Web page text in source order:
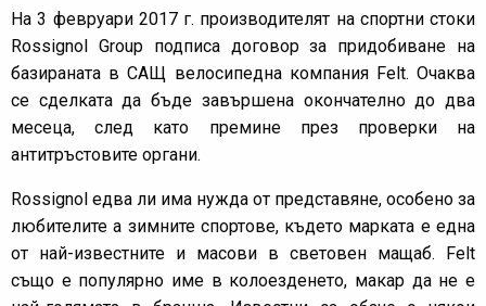
На 3 февруари 2017 г. производителят на спортни стоки
Rossignol Group подписа договор за придобиване на
базираната в САЩ велосипедна компания Felt. Очаква
се сделката да бъде завършена окончателно до два
месеца, след като премине през проверки на
антитръстовите органи.
Rossignol едва ли има нужда от представяне, особено за
любителите а зимните спортове, където марката е една
от най-известните и масови в световен мащаб. Felt
също е популярно име в колоезденето, макар да не е